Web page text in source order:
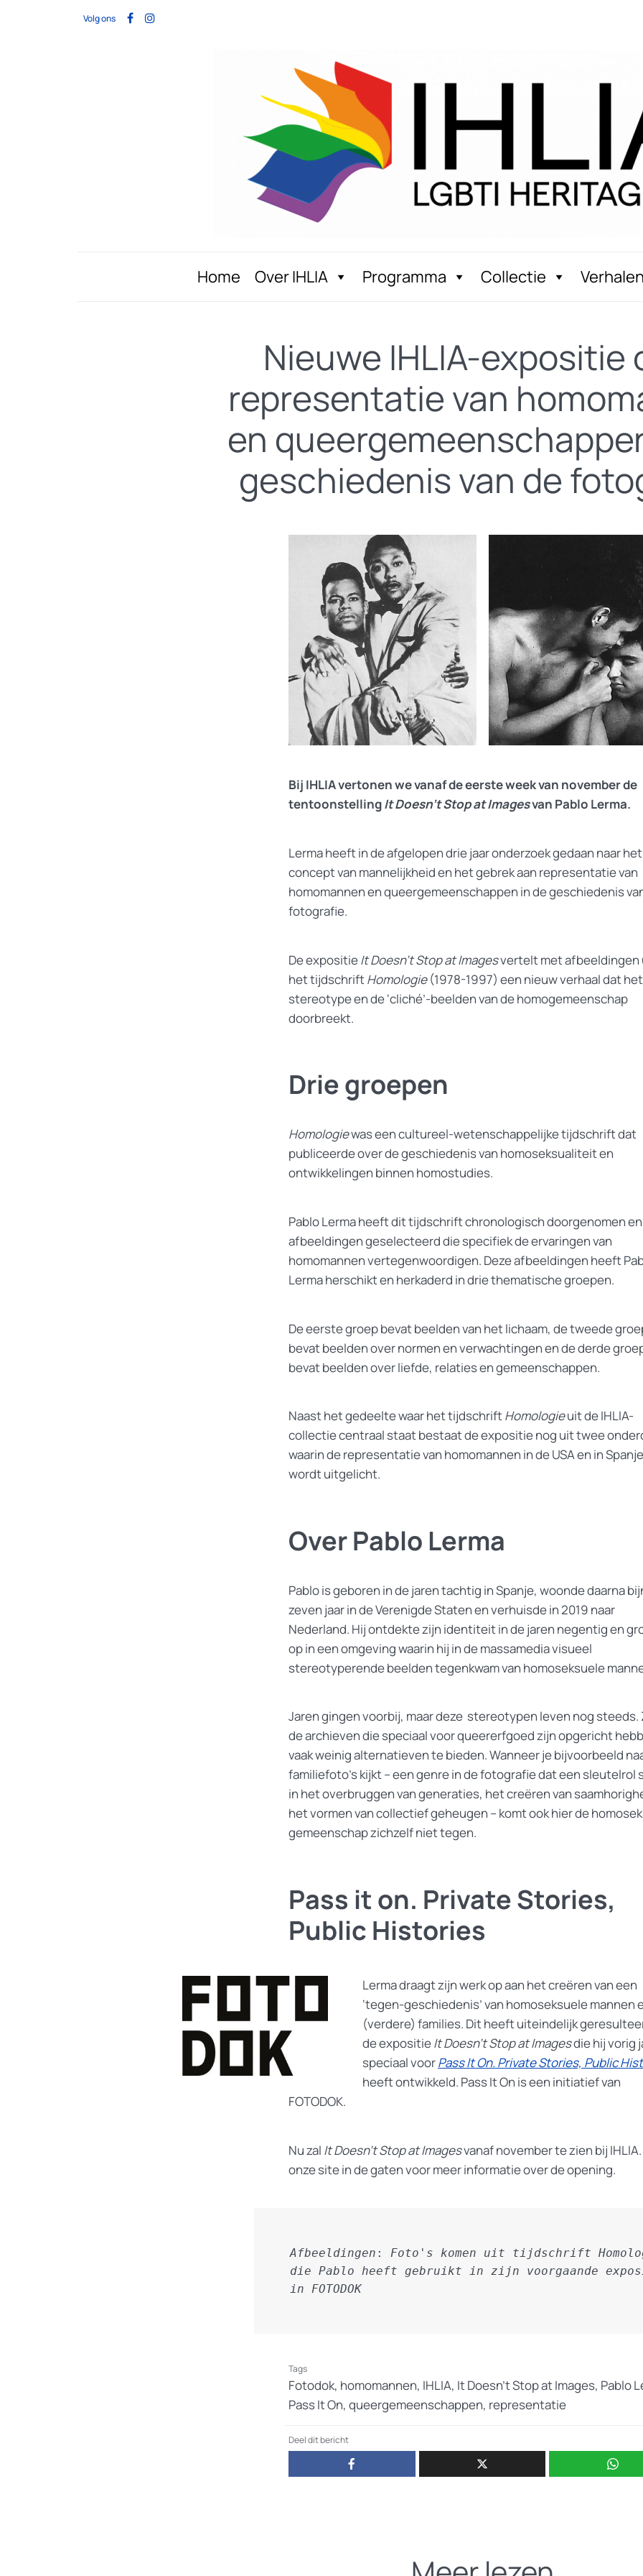
Volg ons
Home Over IHLIA Programma Collectie
Nieuwe IHLIA-expositie
representatie van
en
geschiedenis van de
Bij IHLIA vertonen we vanaf de eerste week van november de
tentoonstellingIt Doesn’t Stop at Imagesvan Pablo Lerma.
Lerma heeft in de afgelopen drie jaar onderzoek gedaan naar het
concept van mannelijkheid en het gebrek aan representatie van
homomannen en queergemeenschappen in de geschiedenis
fotografie.
De expositieIt Doesn’t Stop at Imagesvertelt met afbeeldingen
het tijdschriftHomologie(1978-1997) een nieuw verhaal dat het
stereotype en de ‘cliché’-beelden van de homogemeenschap
doorbreekt.
Drie groepen
Homologiewas een cultureel-wetenschappelijke tijdschrift dat
publiceerde over de geschiedenis van homoseksualiteit en
ontwikkelingen binnen homostudies.
Pablo Lerma heeft dit tijdschrift chronologisch doorgenomen en
afbeeldingen geselecteerd die specifiek de ervaringen van
homomannen vertegenwoordigen. Deze afbeeldingen heeft
Lerma herschikt en herkaderd in drie thematische groepen.
De eerste groep bevat beelden van het lichaam, de tweede
bevat beelden over normen en verwachtingen en de derde
bevat beelden over liefde, relaties en gemeenschappen.
Naast het gedeelte waar het tijdschriftHomologieuit de IHLIA-
collectie centraal staat bestaat de expositie nog uit twee
waarin de representatie van homomannen in de USA en in Spanje
wordt uitgelicht.
Over Pablo Lerma
Pablo is geboren in de jaren tachtig in Spanje, woonde daarna
zeven jaar in de Verenigde Staten en verhuisde in 2019 naar
Nederland. Hij ontdekte zijn identiteit in de jaren negentig en
op in een omgeving waarin hij in de massamedia visueel
stereotyperende beelden tegenkwam van homoseksuele
Jaren gingen voorbij, maar deze stereotypen leven nog steeds.
de archieven die speciaal voor queererfgoed zijn opgericht
vaak weinig alternatieven te bieden. Wanneer je bijvoorbeeld
familiefoto’s kijkt – een genre in de fotografie dat een sleutelrol
in het overbruggen van generaties, het creëren van
het vormen van collectief geheugen – komt ook hier de
gemeenschap zichzelf niet tegen.
Pass it on. Private Stories,
Public Histories
Lerma draagt zijn werk op aan het creëren van een
‘tegen-geschiedenis’ van homoseksuele mannen
(verdere) families. Dit heeft uiteindelijk
de expositieIt Doesn’t Stop at Imagesdie hij vorig
speciaal voorPass It On. Private Stories, Public
heeft ontwikkeld. Pass It On is een initiatief van
FOTODOK.
Nu zal It Doesn’t Stop at Imagesvanaf november te zien bij
onze site in de gaten voor meer informatie over de opening.
Afbeeldingen : Foto's komen uit tijdschrift
die Pablo heeft gebruikt in zijn voorgaande
in FOTODOK
Tags
Fotodok, homomannen, IHLIA, It Doesn't Stop at Images, Pablo
Pass It On, queergemeenschappen, representatie
Deel dit bericht